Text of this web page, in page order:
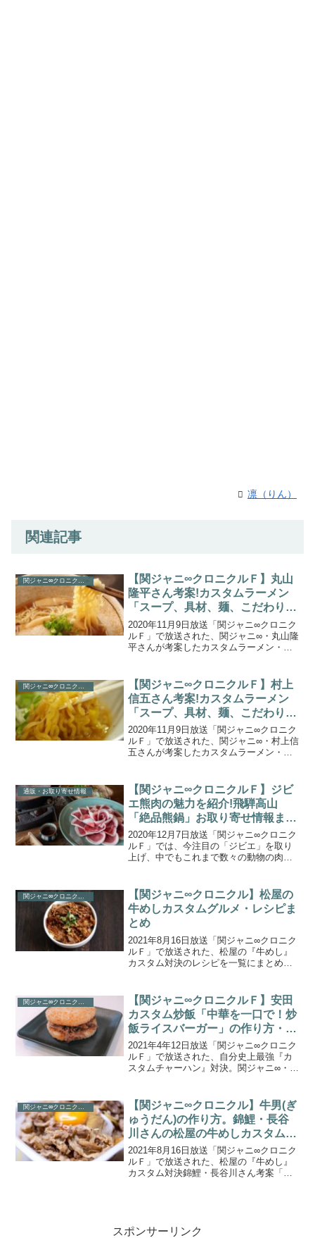
凛（りん）
関連記事
関ジャニ∞クロニクルＦ
【関ジャニ∞クロニクルＦ】丸山
隆平さん考案!カスタムラーメン
「スープ、具材、麺、こだわり」
を紹介
2020年11月9日放送「関ジャニ∞クロニク
ルＦ」で放送された、関ジャニ∞・丸山隆
平さんが考案したカスタムラーメン・究
す。丸山さんの「スープ、具材、麺、こ
だわり」を一流ラ...
【関ジャニ∞クロニクルＦ】村上
信五さん考案!カスタムラーメン
「スープ、具材、麺、こだわり」
を紹介
2020年11月9日放送「関ジャニ∞クロニク
ルＦ」で放送された、関ジャニ∞・村上信
五さんが考案したカスタムラーメン・引
れに持っている遊び心を前面に押し出
し、彼らの人間...
通販・お取り寄せ情報
【関ジャニ∞クロニクルＦ】ジビ
エ熊肉の魅力を紹介!飛騨高山
「絶品熊鍋」お取り寄せ情報まと
め
2020年12月7日放送「関ジャニ∞クロニク
ルＦ」では、今注目の「ジビエ」を取り
上げ、中でもこれまで数々の動物の肉を
だという「熊肉」の魅力を伝えます。高
タンパク、低カロ...
関ジャニ∞クロニクルＦ
【関ジャニ∞クロニクル】松屋の
牛めしカスタムグルメ・レシピま
とめ
2021年8月16日放送「関ジャニ∞クロニク
ルＦ」で放送された、松屋の『牛めし』
カスタム対決のレシピを一覧にまとめま
２弾！人気牛丼チェーン・松屋の「牛め
し」をテーマに自...
【関ジャニ∞クロニクルＦ】安田
カスタム炒飯「中華を一口で！炒
飯ライスバーガー」の作り方・レ
シピ
2021年4年12日放送「関ジャニ∞クロニク
ルＦ」で放送された、自分史上最強『カ
スタムチャーハン』対決。関ジャニ∞・安
ーガー」の作り方をご紹介します。今回
は関ジャニ∞の...
【関ジャニ∞クロニクル】牛男(ぎ
ゅうだん)の作り方。錦鯉・長谷
川さんの松屋の牛めしカスタムレ
シピ
2021年8月16日放送「関ジャニ∞クロニク
ルＦ」で放送された、松屋の『牛めし』
カスタム対決錦鯉・長谷川さん考案「牛
スポンサーリンク